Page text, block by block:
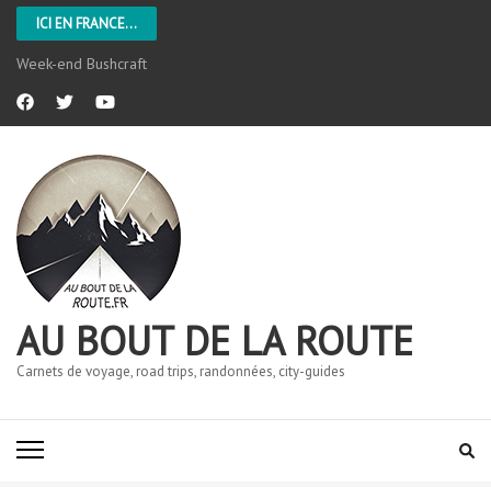
ICI EN FRANCE...
Week-end Bushcraft
AU BOUT DE LA ROUTE
Carnets de voyage, road trips, randonnées, city-guides